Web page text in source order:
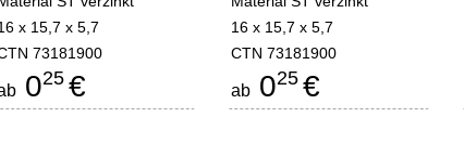
x 15,7 x 5,7
73181900
025 €
16 x 15,7 x 5,7
CTN 73181900
ab 025 €